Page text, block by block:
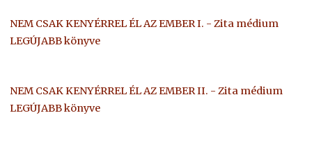
NEM CSAK KENYÉRREL ÉL AZ EMBER I. - Zita médium
LEGÚJABB könyve
NEM CSAK KENYÉRREL ÉL AZ EMBER II. - Zita médium
LEGÚJABB könyve